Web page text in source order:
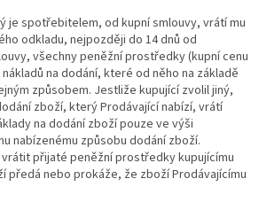
je spotřebitelem, od kupní smlouvy, vrátí mu
odkladu, nejpozději do 14 dnů od
všechny peněžní prostředky (kupní cenu
na dodání, které od něho na základě
způsobem. Jestliže kupující zvolil jiný,
zboží, který Prodávající nabízí, vrátí
na dodání zboží pouze ve výši
nabízenému způsobu dodání zboží.
přijaté peněžní prostředky kupujícímu
předá nebo prokáže, že zboží Prodávajícímu